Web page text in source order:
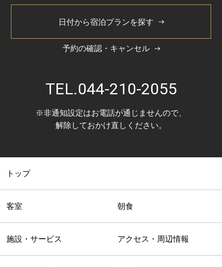
ンをコンセプトにしたお部屋です。
ご予約の際はお電話にてお問い合わせ下さい。
日付から宿泊プランを探す
予約の確認・キャンセル
TEL.044-210-2055
※非通知設定はお電話が通じませんので、
解除しておかけ直しください。
トップ
客室 朝食
施設・サービス アクセス・周辺情報